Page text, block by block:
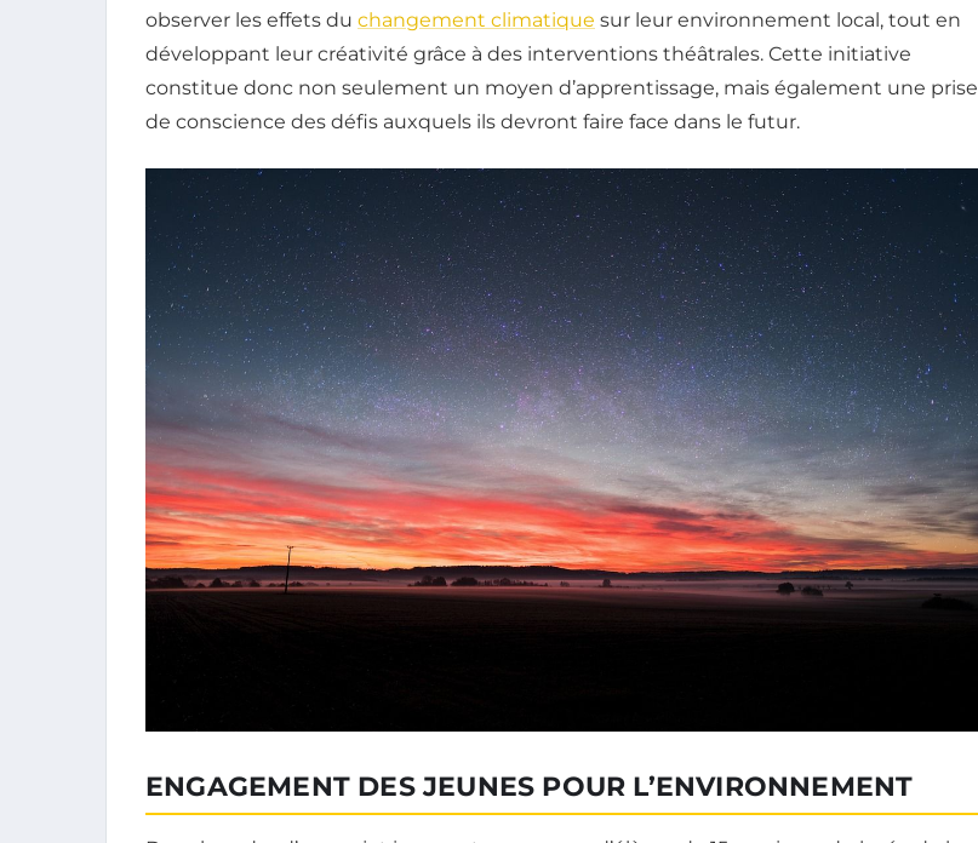
observer les effets du changement climatique sur leur environnement local, tout en
développant leur créativité grâce à des interventions théâtrales. Cette initiative
constitue donc non seulement un moyen d’apprentissage, mais également une prise
de conscience des défis auxquels ils devront faire face dans le futur.
ENGAGEMENT DES JEUNES POUR L’ENVIRONNEMENT